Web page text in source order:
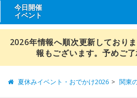
今日開催
イベント
2026年情報へ順次更新しており
報もございます。予めご了
夏休みイベント・おでかけ2026 関東